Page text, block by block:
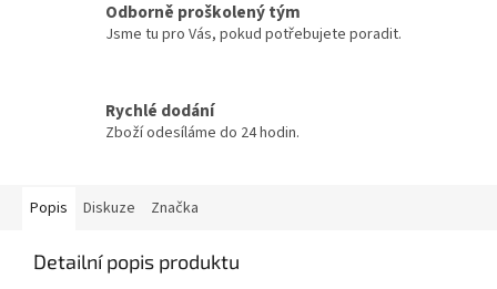
Odborně proškolený tým
Jsme tu pro Vás, pokud potřebujete poradit.
Rychlé dodání
Zboží odesíláme do 24 hodin.
Popis Diskuze Značka
Detailní popis produktu